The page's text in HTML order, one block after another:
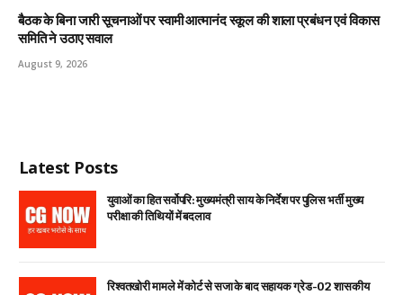
बैठक के बिना जारी सूचनाओं पर स्वामी आत्मानंद स्कूल की शाला प्रबंधन एवं विकास
समिति ने उठाए सवाल
August 9, 2026
Latest Posts
युवाओं का हित सर्वोपरि: मुख्यमंत्री साय के निर्देश पर पुलिस भर्ती मुख्य
परीक्षा की तिथियों में बदलाव
रिश्वतखोरी मामले में कोर्ट से सजा के बाद सहायक ग्रेड-02 शासकीय